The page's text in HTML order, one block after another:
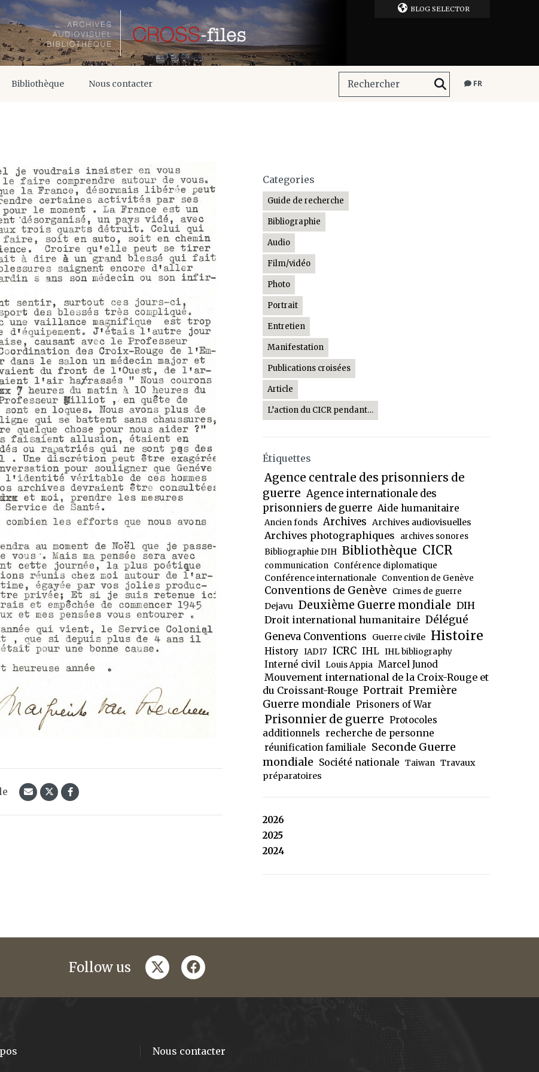
BLOG SELECTOR
Bibliothèque Nous contacter FR
Categories
Guide de recherche
Bibliographie
Audio
Film/vidéo
Photo
Portrait
Entretien
Manifestation
Publications croisées
Article
L’action du CICR pendant…
Étiquettes
Agence centrale des prisonniers de
guerre Agence internationale des
prisonniers de guerre Aide humanitaire
Ancien fonds Archives Archives audiovisuelles
Archives photographiques
archives sonores
Bibliographie DIH Bibliothèque CICR
communication Conférence diplomatique
Conférence internationale Convention de Genève
Conventions de Genève Crimes de guerre
Dejavu Deuxième Guerre mondiale DIH
Droit international humanitaire Délégué
Geneva Conventions Guerre civile Histoire
History IAD17 ICRC IHL IHL bibliography
Interné civil Louis Appia Marcel Junod
Mouvement international de la Croix-Rouge et
du Croissant-Rouge Portrait Première
Guerre mondiale Prisoners of War
Prisonnier de guerre Protocoles
additionnels recherche de personne
réunification familiale Seconde Guerre
mondiale Société nationale Taiwan Travaux
préparatoires
2026
2025
2024
Follow us twitterfacebook
Nous contacter